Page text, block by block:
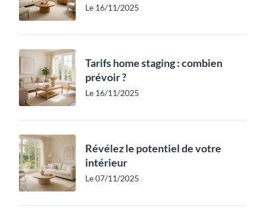
Le 16/11/2025
Tarifs home staging : combien
prévoir ?
Le 16/11/2025
Révélez le potentiel de votre
intérieur
Le 07/11/2025